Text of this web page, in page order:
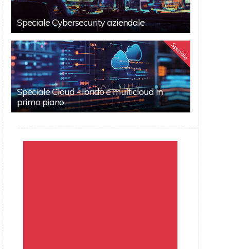
Speciale Cybersecurity aziendale
Speciale
Speciale Cloud - Ibrido e multicloud in
primo piano